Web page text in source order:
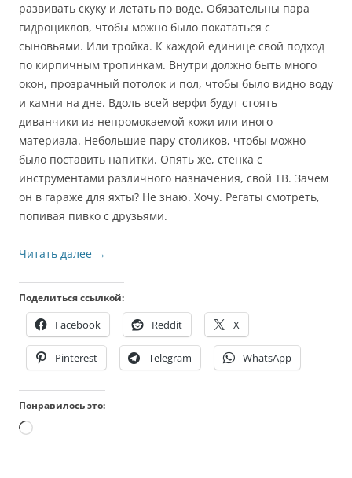
развивать скуку и летать по воде. Обязательны пара
гидроциклов, чтобы можно было покататься с
сыновьями. Или тройка. К каждой единице свой подход
по кирпичным тропинкам. Внутри должно быть много
окон, прозрачный потолок и пол, чтобы было видно воду
и камни на дне. Вдоль всей верфи будут стоять
диванчики из непромокаемой кожи или иного
материала. Небольшие пару столиков, чтобы можно
было поставить напитки. Опять же, стенка с
инструментами различного назначения, свой ТВ. Зачем
он в гараже для яхты? Не знаю. Хочу. Регаты смотреть,
попивая пивко с друзьями.
Читать далее →
Поделиться ссылкой:
Facebook Reddit X
Pinterest Telegram WhatsApp
Понравилось это:
Загрузка…